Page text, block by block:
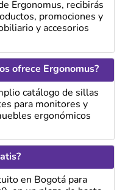
Ergonomus, recibirás
promociones y
y accesorios
ofrece Ergonomus?
catálogo de sillas
para monitores y
ergonómicos
en Bogotá para